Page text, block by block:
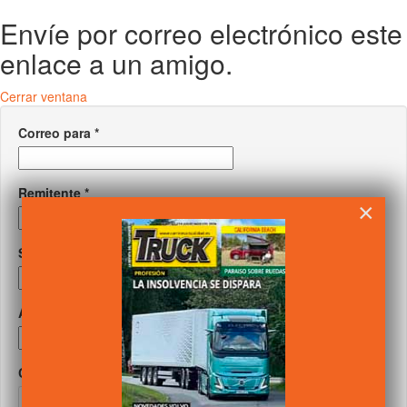
Envíe por correo electrónico este
enlace a un amigo.
Cerrar ventana
Correo para *
Remitente*
Su correo
Asunto
Captcha
×